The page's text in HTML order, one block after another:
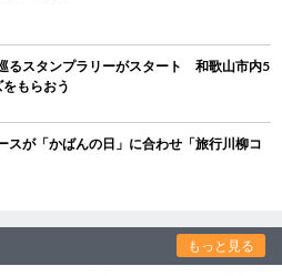
るスタンプラリーがスタート 和歌山市内5
もらおう
が「かばんの日」に合わせ「旅行川柳コ
もっと見る